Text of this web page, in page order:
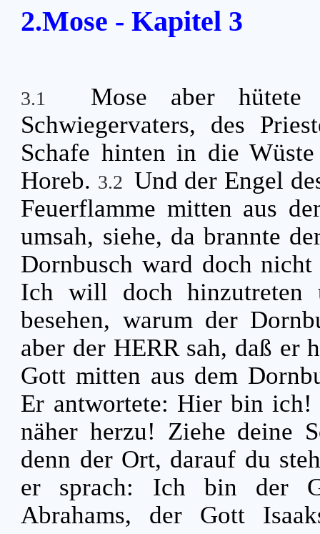
2.Mose - Kapitel 3
3.1
Mose aber hütete
Schwiegervaters, des
Schafe hinten in die
Horeb. 3.2 Und der Engel
Feuerflamme mitten aus
umsah, siehe, da brannte
Dornbusch ward doch
Ich will doch hinzutreten
besehen, warum der
aber der HERR sah, daß er
Gott mitten aus dem
Er antwortete: Hier bin
näher herzu! Ziehe deine
denn der Ort, darauf du
er sprach: Ich bin der
Abrahams, der Gott